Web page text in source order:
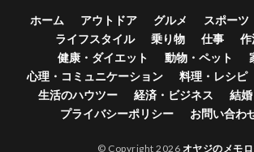
ホーム アウトドア グルメ スポーツ
ライフスタイル
乗り物 仕事
作
健康・ダイエット
動物・ペット
心理・コミュニケーション
料理・レシピ
生活のハウツー
経済・ビジネス 結
プライバシーポリシー
お問い合わ
© Copyright 2026 オヤジのメモ